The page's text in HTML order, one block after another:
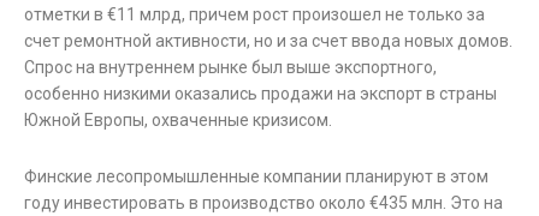
отметки в €11 млрд, причем рост произошел не только за
счет ремонтной активности, но и за счет ввода новых домов.
Спрос на внутреннем рынке был выше экспортного,
особенно низкими оказались продажи на экспорт в страны
Южной Европы, охваченные кризисом.
Финские лесопромышленные компании планируют в этом
году инвестировать в производство около €435 млн. Это на